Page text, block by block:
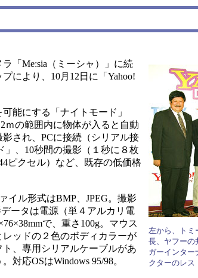
左から、トミ
長、ヤフーの
ガーインター
クターのレス
「Me:sia（ミーシャ）」に続
により、10月12日に「Yahoo!
能にする「ナイトモード」
ｍの範囲内に物体が入ると自動
され、PCに接続（シリアル接
、10秒間の撮影（１秒に８枚
ピクセル）など、既存の低価格
イル形式はBMP、JPEG。撮影
ータは電源（単４アルカリ電
で、重さ100g。マウス
ッドの２色のボディカラーが
、専用シリアルケーブルがあ
対応OSはWindows 95/98。